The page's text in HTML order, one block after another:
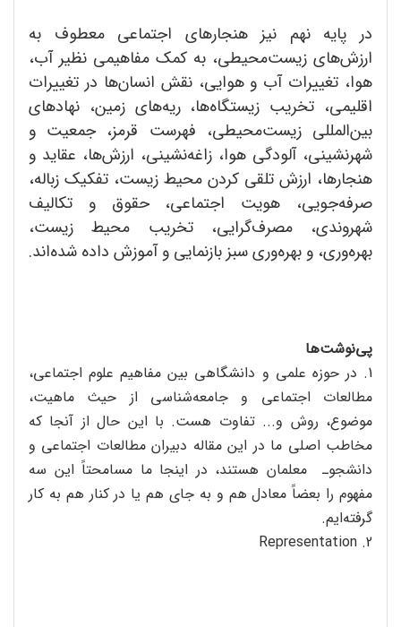
در پایه نهم نیز هنجارهای اجتماعی معطوف به
ارزش‌های زیست‌محیطی، به کمک مفاهیمی نظیر آب،
هوا، تغییرات آب و هوایی، نقش انسان‌ها در تغییرات
اقلیمی، تخریب زیستگاه‌ها، ریه‌های زمین، نهادهای
بین‌المللی زیست‌محیطی، فهرست قرمز، جمعیت و
شهرنشینی، آلودگی هوا، زاغه‌نشینی، ارزش‌ها، عقاید و
هنجارها، ارزش تلقی کردن محیط زیست، تفکیک زباله،
صرفه‌جویی، هویت اجتماعی، حقوق و تکالیف
شهروندی، مصرف‌گرایی، تخریب محیط زیست،
بهره‌وری، و بهره‌وری سبز بازنمایی و آموزش داده شده‌اند.
پی‌نوشت‌ها
1. در حوزه علمی و دانشگاهی بین مفاهیم علوم اجتماعی،
مطالعات اجتماعی و جامعه‌شناسی از حیث ماهیت،
موضوع، روش و... تفاوت هست. با این حال از آنجا که
مخاطب اصلی ما در این مقاله دبیران مطالعات اجتماعی و
دانشجوـ معلمان هستند، در اینجا ما مسامحتاً این سه
مفهوم را بعضاً معادل هم و به جای هم یا در کنار هم به کار
گرفته‌ایم.
2. Representation